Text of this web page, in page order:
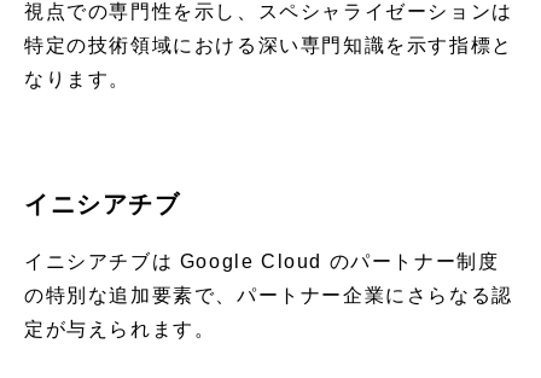
視点での専門性を示し、スペシャライゼーションは
特定の技術領域における深い専門知識を示す指標と
なります。
イニシアチブ
イニシアチブは Google Cloud のパートナー制度
の特別な追加要素で、パートナー企業にさらなる認
定が与えられます。